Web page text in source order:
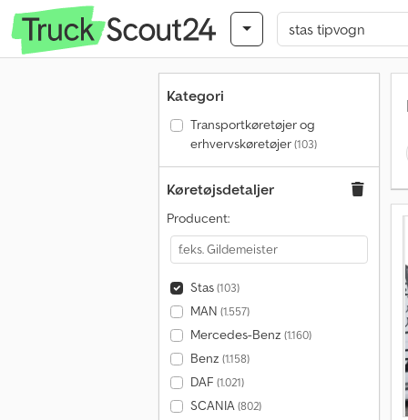
Kategori
Transportkøretøjer og
erhvervskøretøjer(103)
Køretøjsdetaljer
Producent:
Stas(103)
MAN (1.557)
Mercedes-Benz (1.160)
Benz (1.158)
DAF (1.021)
SCANIA(802)